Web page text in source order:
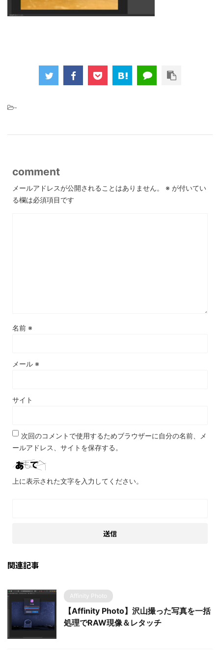
-
comment
メールアドレスが公開されることはありません。 ※ が付いてい
る欄は必須項目です
名前 ※
メール ※
サイト
次回のコメントで使用するためブラウザーに自分の名前、メ
ールアドレス、サイトを保存する。
上に表示された文字を入力してください。
関連記事
Affinity Photo
【Affinity Photo】沢山撮った写真を一括
処理でRAW現像＆レタッチ